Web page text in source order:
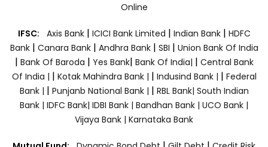
Online
IFSC: Axis Bank | ICICI Bank Limited | Indian Bank | HDFC
Bank| Canara Bank | Andhra Bank| SBI | Union Bank Of India
| Bank Of Baroda | Yes Bank| Bank Of India| | Central Bank
Of India | | Kotak Mahindra Bank | | Indusind Bank | | Federal
Bank | | Punjanb National Bank | | RBL Bank| South Indian
Bank | IDFC Bank| IDBI Bank | Bandhan Bank | UCO Bank |
Vijaya Bank | Karnataka Bank